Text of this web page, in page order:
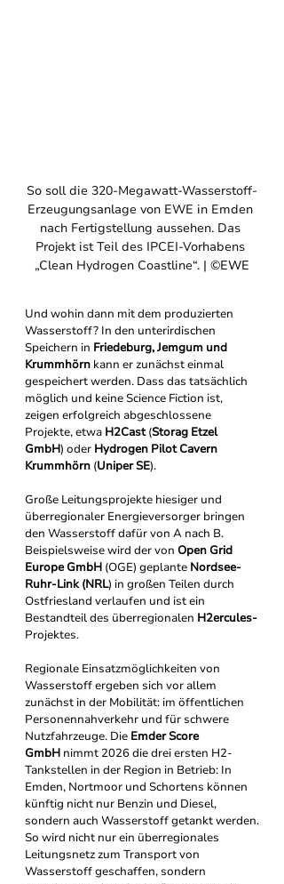
So soll die 320-Megawatt-Wasserstoff-
Erzeugungsanlage von EWE in Emden
nach Fertigstellung aussehen. Das
Projekt ist Teil des IPCEI-Vorhabens
„Clean Hydrogen Coastline“. | ©EWE
Und wohin dann mit dem produzierten
Wasserstoff? In den unterirdischen
Speichern in Friedeburg, Jemgum und
Krummhörn kann er zunächst einmal
gespeichert werden. Dass das tatsächlich
möglich und keine Science Fiction ist,
zeigen erfolgreich abgeschlossene
Projekte, etwa H2Cast (Storag Etzel
GmbH) oder Hydrogen Pilot Cavern
Krummhörn (Uniper SE).
Große Leitungsprojekte hiesiger und
überregionaler Energieversorger bringen
den Wasserstoff dafür von A nach B.
Beispielsweise wird der von Open Grid
Europe GmbH (OGE) geplante Nordsee-
Ruhr-Link (NRL) in großen Teilen durch
Ostfriesland verlaufen und ist ein
Bestandteil des überregionalen H2ercules-
Projektes.
Regionale Einsatzmöglichkeiten von
Wasserstoff ergeben sich vor allem
zunächst in der Mobilität: im öffentlichen
Personennahverkehr und für schwere
Nutzfahrzeuge. Die Emder Score
GmbH nimmt 2026 die drei ersten H2-
Tankstellen in der Region in Betrieb: In
Emden, Nortmoor und Schortens können
künftig nicht nur Benzin und Diesel,
sondern auch Wasserstoff getankt werden.
So wird nicht nur ein überregionales
Leitungsnetz zum Transport von
Wasserstoff geschaffen, sondern